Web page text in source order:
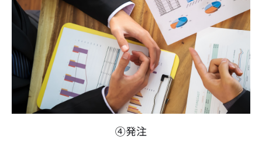
④発注